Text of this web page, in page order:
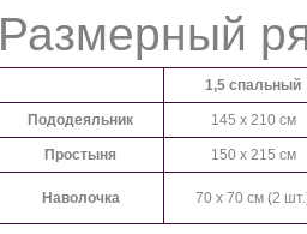
Размерный
1,5 спальный
Пододеяльник 145 x 210 см
Простыня 150 x 215 см
Наволочка 70 x 70 см (2